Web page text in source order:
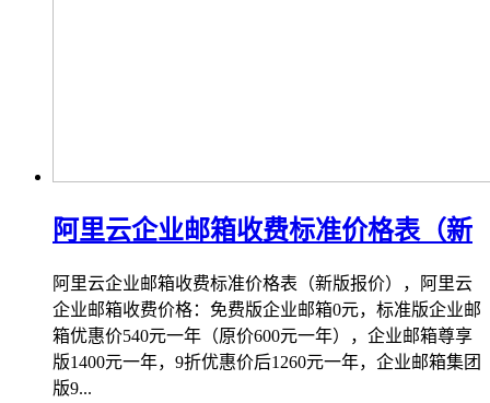
阿里云企业邮箱收费标准价格表（新
阿里云企业邮箱收费标准价格表（新版报价），阿里云
企业邮箱收费价格：免费版企业邮箱0元，标准版企业邮
箱优惠价540元一年（原价600元一年），企业邮箱尊享
版1400元一年，9折优惠价后1260元一年，企业邮箱集团
版9...